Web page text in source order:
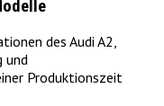
des Audi A2,
und
Produktionszeit